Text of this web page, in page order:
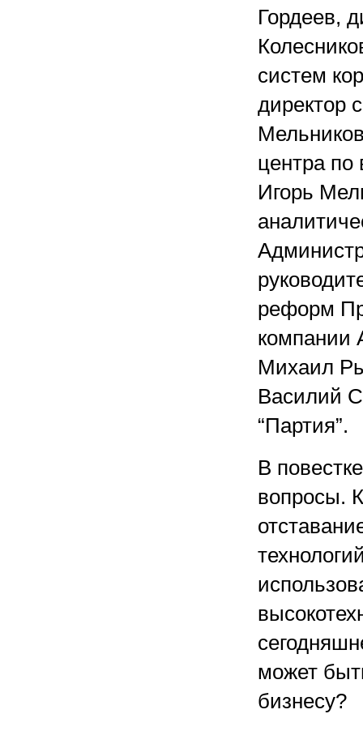
Гордеев,
систем
директор
центра
Игорь
реформ
компании
Михаил
Василий
“Партия”.
В
вопросы.
может
бизнесу?